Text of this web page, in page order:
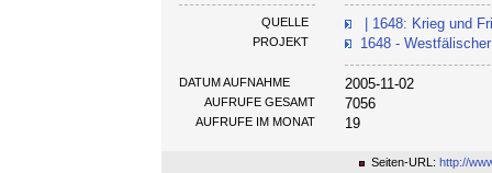
QUELLE | 1648: Krieg und
PROJEKT 1648 -
DATUM AUFNAHME 2005-11-02
AUFRUFE GESAMT 7056
AUFRUFE IM MONAT 19
Seiten-URL: http://